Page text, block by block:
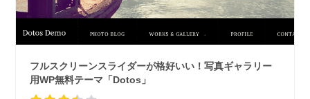
フルスクリーンスライダーが格好いい！写真ギャラリー
用WP無料テーマ「Dotos」